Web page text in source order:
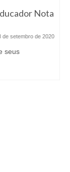
Nota
de setembro de 2020
seus